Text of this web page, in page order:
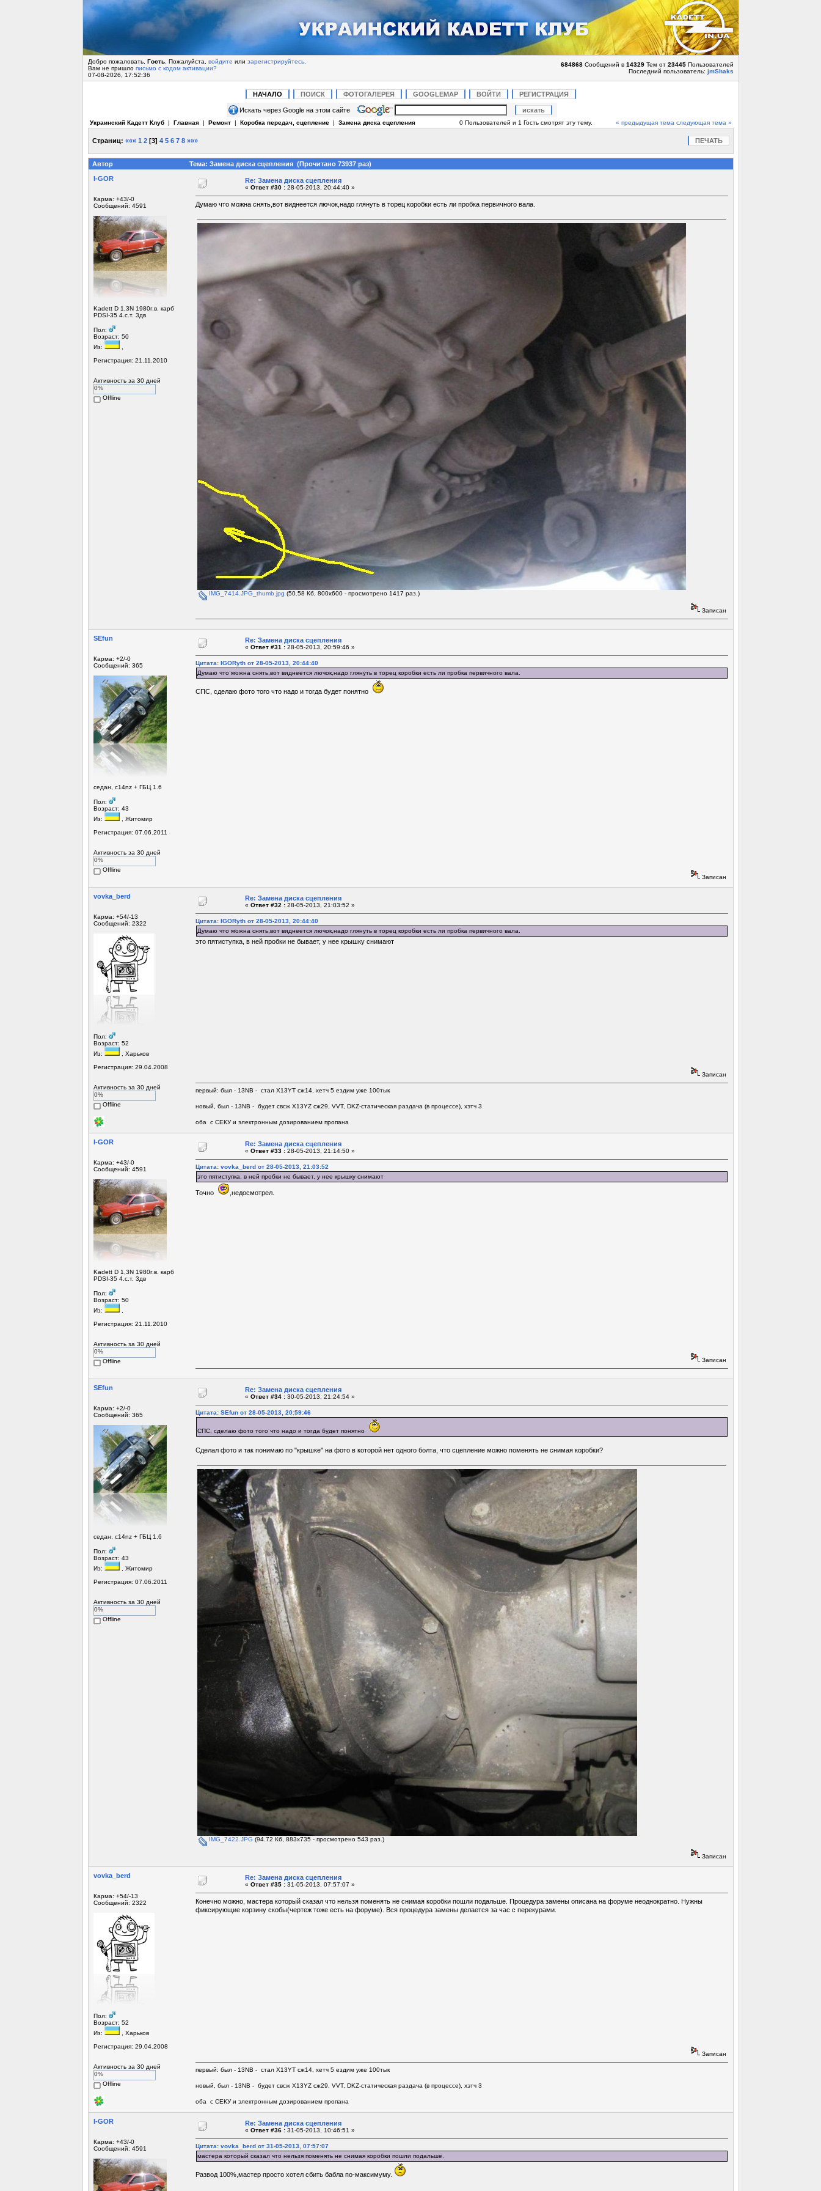
Добро пожаловать, Гость. Пожалуйста, войдите или зарегистрируйтесь.
Вам не пришло письмо с кодом активации?
07-08-2026, 17:52:36
684868Сообщений в 14329Тем от 23445Пользователей
Последний пользователь: jmShaks
НАЧАЛО ПОИСК ФОТОГАЛЕРЕЯ GOOGLEMAP ВОЙТИ РЕГИСТРАЦИЯ
Искать через Google на этом сайте
Украинский Кадетт Клуб| Главная| Ремонт| Коробка передач, сцепление| Замена диска сцепления 0 Пользователей и 1 Гость смотрят эту тему. « предыдущая тема следующая тема »
Страниц: ««« 1 2[3] 4 5 6 7 8 »»» ПЕЧАТЬ
Автор
Тема: Замена диска сцепления (Прочитано 73937 раз)
I-GOR
Карма: +43/-0
Сообщений: 4591
Kadett D 1,3N 1980г.в. карб
PDSI-35 4.с.т. 3дв
Пол:
Возраст: 50
Из:
,
Регистрация: 21.11.2010
Активность за 30 дней
0%
Offline
Re: Замена диска сцепления
« Ответ #30 :28-05-2013, 20:44:40 »
Думаю что можна снять,вот виднеется лючок,надо глянуть в торец коробки есть ли пробка первичного вала.
IMG_7414.JPG_thumb.jpg (50.58 Кб, 800x600 - просмотрено 1417 раз.)
Записан
SEfun
Карма: +2/-0
Сообщений: 365
седан, c14nz + ГБЦ 1.6
Пол:
Возраст: 43
Из:
, Житомир
Регистрация: 07.06.2011
Активность за 30 дней
0%
Offline
Re: Замена диска сцепления
« Ответ #31 :28-05-2013, 20:59:46 »
Цитата: IGORyth от 28-05-2013, 20:44:40
Думаю что можна снять,вот виднеется лючок,надо глянуть в торец коробки есть ли пробка первичного вала.
СПС, сделаю фото того что надо и тогда будет понятно
Записан
vovka_berd
Карма: +54/-13
Сообщений: 2322
Пол:
Возраст: 52
Из:
, Харьков
Регистрация: 29.04.2008
Активность за 30 дней
0%
Offline
Re: Замена диска сцепления
« Ответ #32 :28-05-2013, 21:03:52 »
Цитата: IGORyth от 28-05-2013, 20:44:40
Думаю что можна снять,вот виднеется лючок,надо глянуть в торец коробки есть ли пробка первичного вала.
это пятиступка, в ней пробки не бывает, у нее крышку снимают
Записан
первый: был - 13NB - стал Х13YT сж14, хетч 5 ездим уже 100тык
новый, был - 13NB - будет свсж Х13YZ сж29, VVT, DKZ-статическая раздача (в процессе), хэтч 3
оба с СЕКУ и электронным дозированием пропана
I-GOR
Карма: +43/-0
Сообщений: 4591
Kadett D 1,3N 1980г.в. карб
PDSI-35 4.с.т. 3дв
Пол:
Возраст: 50
Из:
,
Регистрация: 21.11.2010
Активность за 30 дней
0%
Offline
Re: Замена диска сцепления
« Ответ #33 :28-05-2013, 21:14:50 »
Цитата: vovka_berd от 28-05-2013, 21:03:52
это пятиступка, в ней пробки не бывает, у нее крышку снимают
Точно ,недосмотрел.
Записан
SEfun
Карма: +2/-0
Сообщений: 365
седан, c14nz + ГБЦ 1.6
Пол:
Возраст: 43
Из:
, Житомир
Регистрация: 07.06.2011
Активность за 30 дней
0%
Offline
Re: Замена диска сцепления
« Ответ #34 :30-05-2013, 21:24:54 »
Цитата: SEfun от 28-05-2013, 20:59:46
СПС, сделаю фото того что надо и тогда будет понятно
Сделал фото и так понимаю по "крышке" на фото в которой нет одного болта, что сцепление можно поменять не снимая коробки?
IMG_7422.JPG (94.72 Кб, 883x735 - просмотрено 543 раз.)
Записан
vovka_berd
Карма: +54/-13
Сообщений: 2322
Пол:
Возраст: 52
Из:
, Харьков
Регистрация: 29.04.2008
Активность за 30 дней
0%
Offline
Re: Замена диска сцепления
« Ответ #35 :31-05-2013, 07:57:07 »
Конечно можно, мастера который сказал что нельзя поменять не снимая коробки пошли подальше. Процедура замены описана на форуме неоднократно. Нужны
фиксирующие корзину скобы(чертеж тоже есть на форуме). Вся процедура замены делается за час с перекурами.
Записан
первый: был - 13NB - стал Х13YT сж14, хетч 5 ездим уже 100тык
новый, был - 13NB - будет свсж Х13YZ сж29, VVT, DKZ-статическая раздача (в процессе), хэтч 3
оба с СЕКУ и электронным дозированием пропана
I-GOR
Карма: +43/-0
Сообщений: 4591
Re: Замена диска сцепления
« Ответ #36 :31-05-2013, 10:46:51 »
Цитата: vovka_berd от 31-05-2013, 07:57:07
мастера который сказал что нельзя поменять не снимая коробки пошли подальше.
Развод 100%,мастер просто хотел сбить бабла по-максимуму.